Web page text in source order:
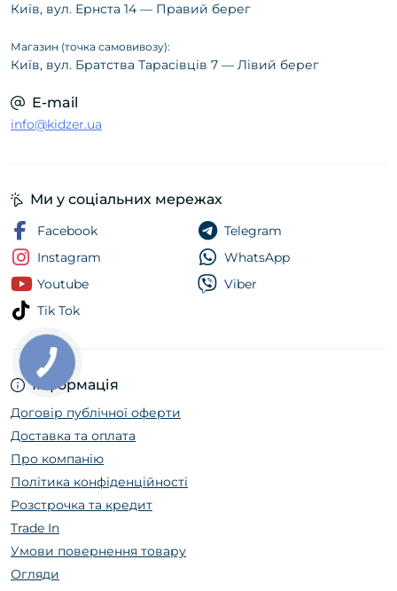
Київ, вул. Ернста 14 — Правий берег
Магазин (точка самовивозу):
Київ, вул. Братства Тарасівців 7 — Лівий берег
E-mail
info@kidzer.ua
Інформація
Договір публічної оферти
Доставка та оплата
Про компанію
Політика конфіденційності
Розстрочка та кредит
Trade In
Умови повернення товару
Огляди
Ми у соціальних мережах
Facebook
Instagram
Youtube
Tik Tok
Telegram
WhatsApp
Viber